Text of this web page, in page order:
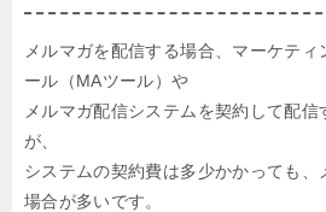
メルマガを配信する場合、マーケテ
ール（MAツール）や
メルマガ配信システムを契約して配
が、
システムの契約費は多少かかっても、
場合が多いです。